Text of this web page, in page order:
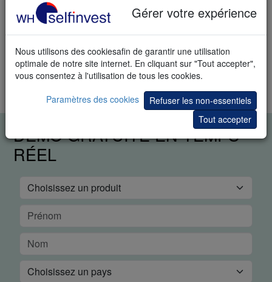
Ouvrez le graphique de l'instrument que vous souhaitez
négocier.
Dans le dossier WHS Proposals, sélectionnez l‘IPM.
Plus de propositions de clients: lamoyenne mobile de
Gérer votre expérience
Nous utilisons des cookiesafin de garantir une utilisation
optimale de notre site internet. En cliquant sur "Tout accepter",
vous consentez à l'utilisation de tous les cookies.
Paramètres des cookies
Refuser les non-essentiels
Tout accepter
DÉMO GRATUITE EN TEMPS
RÉEL